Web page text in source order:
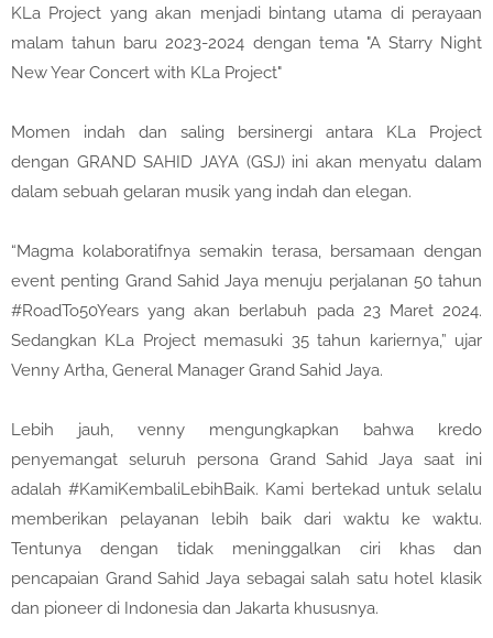
KLa Project yang akan menjadi bintang utama di perayaan
malam tahun baru 2023-2024 dengan tema "A Starry Night
New Year Concert with KLa Project"
Momen indah dan saling bersinergi antara KLa Project
dengan GRAND SAHID JAYA (GSJ) ini akan menyatu dalam
dalam sebuah gelaran musik yang indah dan elegan.
“Magma kolaboratifnya semakin terasa, bersamaan dengan
event penting Grand Sahid Jaya menuju perjalanan 50 tahun
#RoadTo50Years yang akan berlabuh pada 23 Maret 2024.
Sedangkan KLa Project memasuki 35 tahun kariernya,” ujar
Venny Artha, General Manager Grand Sahid Jaya.
Lebih jauh, venny mengungkapkan bahwa kredo
penyemangat seluruh persona Grand Sahid Jaya saat ini
adalah #KamiKembaliLebihBaik. Kami bertekad untuk selalu
memberikan pelayanan lebih baik dari waktu ke waktu.
Tentunya dengan tidak meninggalkan ciri khas dan
pencapaian Grand Sahid Jaya sebagai salah satu hotel klasik
dan pioneer di Indonesia dan Jakarta khususnya.